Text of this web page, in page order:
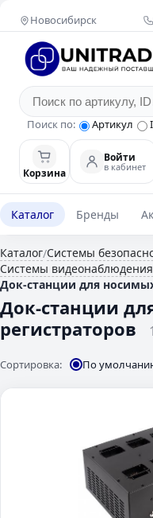
Новосибирск
Поиск по: Артикул
Корзина
Войти
в кабинет
Каталог Бренды
Каталог/Системы
Системы видеонаблюдения
Док-станции для
Док-станции
регистраторов
Сортировка: По